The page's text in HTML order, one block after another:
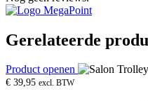
Gerelateerde
Product openen
€ 39,95 excl. BTW